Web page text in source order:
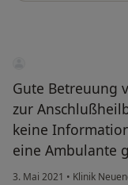
Gute Betreuung
zur
keine
eine Ambulante
3. Mai 2021 • Klinik